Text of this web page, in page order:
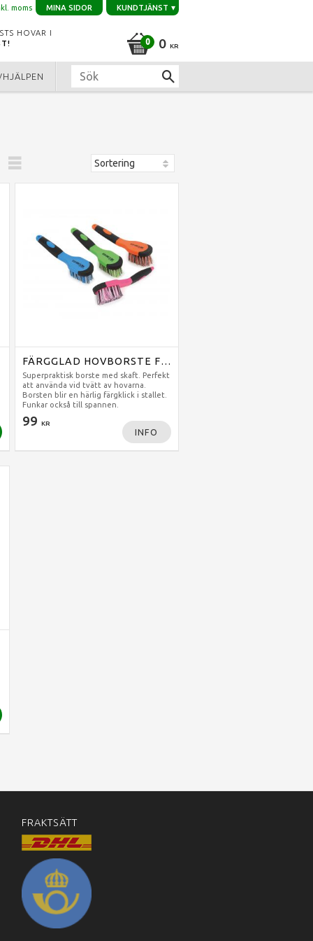
moms MINA SIDOR KUNDTJÄNST
HOVAR I
0 KR
FÄRGGLAD HOVBORSTE FRÅN SHIRES
Superpraktisk borste med skaft. Perfekt
att använda vid tvätt av hovarna.
Borsten blir en härlig färgklick i stallet.
Funkar också till spannen.
99 KR
INFO
FRAKTSÄTT